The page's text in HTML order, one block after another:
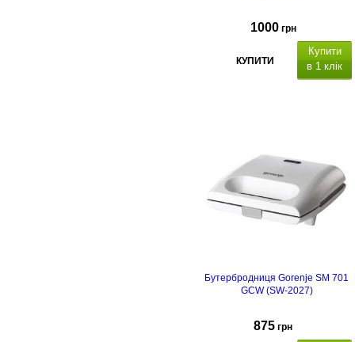
1000 грн
КУПИТИ
Купити
в 1 клік
Бутербродниця Gorenje SM 701
GCW (SW-2027)
875 грн